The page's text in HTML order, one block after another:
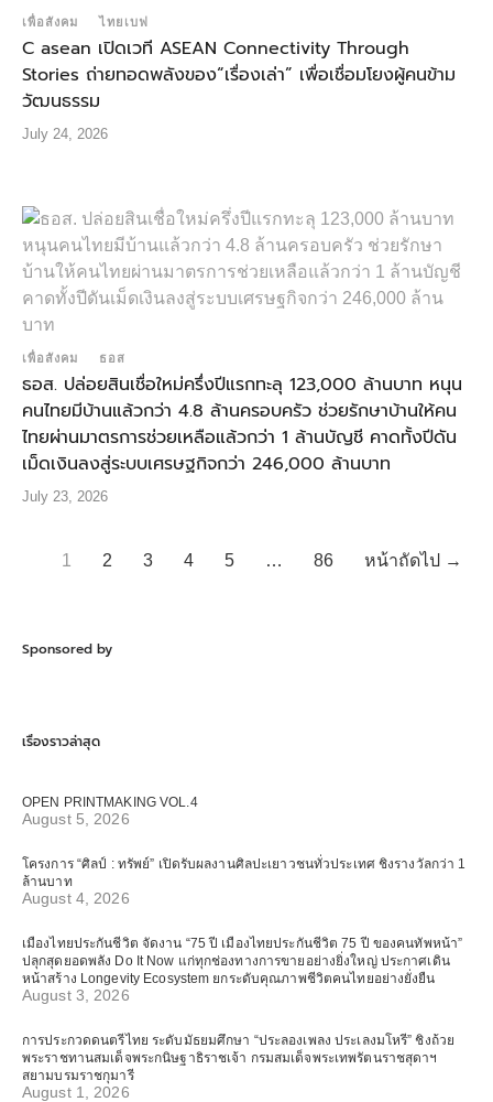
เพื่อสังคม ไทยเบฟ
C asean เปิดเวที ASEAN Connectivity Through
Stories ถ่ายทอดพลังของ“เรื่องเล่า” เพื่อเชื่อมโยงผู้คนข้าม
วัฒนธรรม
July 24, 2026
เพื่อสังคม ธอส
ธอส. ปล่อยสินเชื่อใหม่ครึ่งปีแรกทะลุ 123,000 ล้านบาท หนุน
คนไทยมีบ้านแล้วกว่า 4.8 ล้านครอบครัว ช่วยรักษาบ้านให้คน
ไทยผ่านมาตรการช่วยเหลือแล้วกว่า 1 ล้านบัญชี คาดทั้งปีดัน
เม็ดเงินลงสู่ระบบเศรษฐกิจกว่า 246,000 ล้านบาท
July 23, 2026
1 2 3 4 5 … 86 หน้าถัดไป →
Sponsored by
เรื่องราวล่าสุด
OPEN PRINTMAKING VOL.4
August 5, 2026
โครงการ “ศิลป์ : ทรัพย์” เปิดรับผลงานศิลปะเยาวชนทั่วประเทศ ชิงรางวัลกว่า 1
ล้านบาท
August 4, 2026
เมืองไทยประกันชีวิต จัดงาน “75 ปี เมืองไทยประกันชีวิต 75 ปี ของคนทัพหน้า”
ปลุกสุดยอดพลัง Do It Now แก่ทุกช่องทางการขายอย่างยิ่งใหญ่ ประกาศเดิน
หน้าสร้าง Longevity Ecosystem ยกระดับคุณภาพชีวิตคนไทยอย่างยั่งยืน
August 3, 2026
การประกวดดนตรีไทย ระดับมัธยมศึกษา “ประลองเพลง ประเลงมโหรี” ชิงถ้วย
พระราชทานสมเด็จพระกนิษฐาธิราชเจ้า กรมสมเด็จพระเทพรัตนราชสุดาฯ
สยามบรมราชกุมารี
August 1, 2026